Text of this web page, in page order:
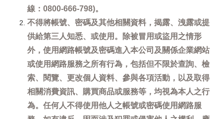
線：0800-666-798)。
不得將帳號、密碼及其他相關資料，揭露、洩露或提
供給第三人知悉、或使用。除被冒用或盜用之情形
外，使用網路帳號及密碼進入本公司及關係企業網站
或使用網路服務之所有行為，包括但不限於查詢、檢
索、閱覽、更改個人資料、參與各項活動，以及取得
相關消費資訊、購買商品或服務等，均視為本人之行
為。任何人不得使用他人之帳號或密碼使用網路服